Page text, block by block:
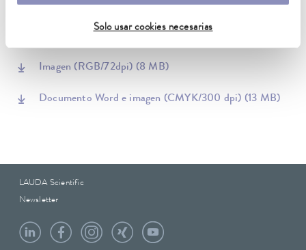
Solo usar cookies necesarias
Imagen (RGB/72dpi) (8 MB)
Documento Word e imagen (CMYK/300 dpi) (13 MB)
LAUDA Scientific
Newsletter